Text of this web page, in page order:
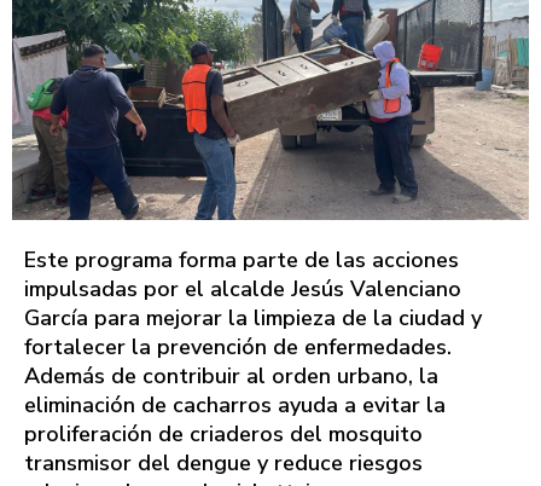
Este programa forma parte de las acciones
impulsadas por el alcalde Jesús Valenciano
García para mejorar la limpieza de la ciudad y
fortalecer la prevención de enfermedades.
Además de contribuir al orden urbano, la
eliminación de cacharros ayuda a evitar la
proliferación de criaderos del mosquito
transmisor del dengue y reduce riesgos